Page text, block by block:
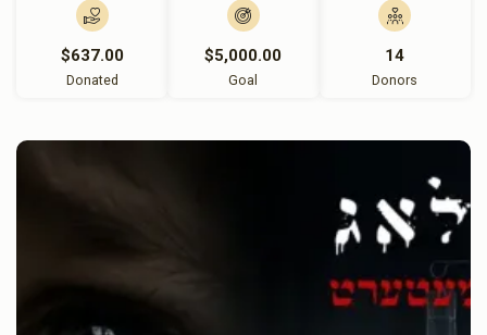
$637.00
Donated
$5,000.00
Goal
14
Donors